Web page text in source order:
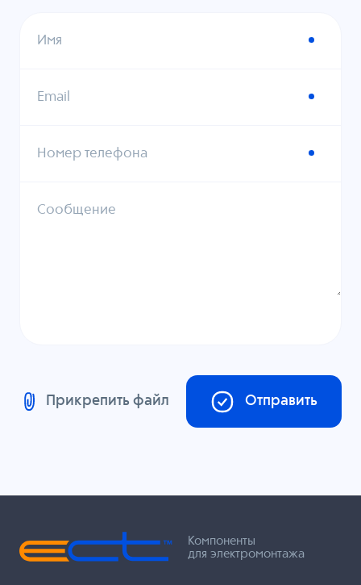
Имя
Email
Номер телефона
Сообщение
Прикрепить файл Отправить
Компоненты
для электромонтажа